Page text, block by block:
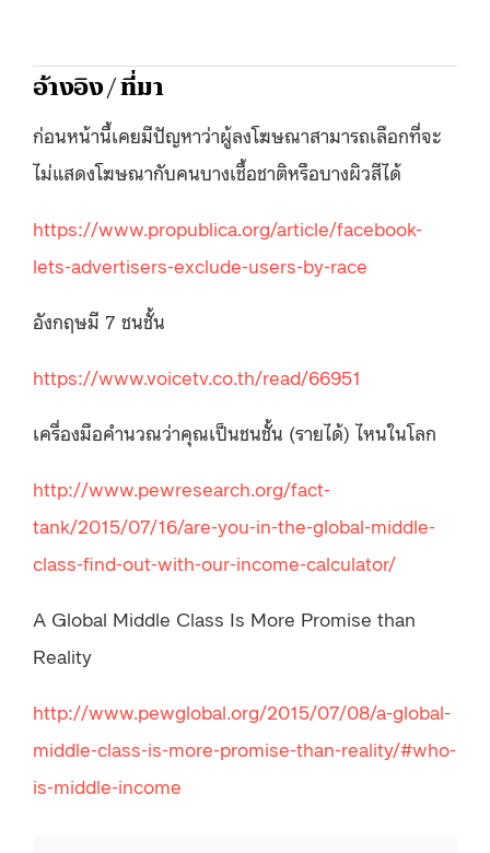
อ้างอิง / ที่มา
ก่อนหน้านี้เคยมีปัญหาว่าผู้ลงโฆษณาสามารถเลือกที่จะ
ไม่แสดงโฆษณากับคนบางเชื้อชาติหรือบางผิวสีได้
https://www.propublica.org/article/facebook-
lets-advertisers-exclude-users-by-race
อังกฤษมี 7 ชนชั้น
https://www.voicetv.co.th/read/66951
เครื่องมือคำนวณว่าคุณเป็นชนชั้น (รายได้) ไหนในโลก
http://www.pewresearch.org/fact-
tank/2015/07/16/are-you-in-the-global-middle-
class-find-out-with-our-income-calculator/
A Global Middle Class Is More Promise than
Reality
http://www.pewglobal.org/2015/07/08/a-global-
middle-class-is-more-promise-than-reality/#who-
is-middle-income